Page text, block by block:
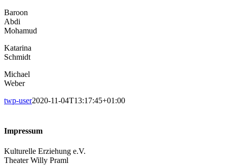
Baroon
Abdi
Mohamud
Katarina
Schmidt
Michael
Weber
twp-user2020-11-04T13:17:45+01:00
Impressum
Kulturelle Erziehung e.V.
Theater Willy Praml